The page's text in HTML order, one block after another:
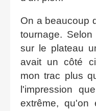
On a beaucoup
tournage.
sur le plateau
avait un côté
mon trac plus
l'impression
extrême, qu'on